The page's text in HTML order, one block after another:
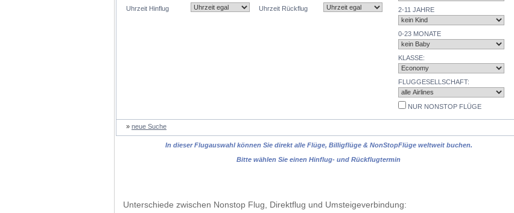
Uhrzeit Hinflug
Uhrzeit Rückflug
2-11 JAHRE
0-23 MONATE
KLASSE:
FLUGGESELLSCHAFT:
NUR NONSTOP FLÜGE
» neue Suche
In dieser Flugauswahl können Sie direkt alle Flüge, Billigflüge & NonStopFlüge weltweit buchen.
Bitte wählen Sie einen Hinflug- und Rückflugtermin
Unterschiede zwischen Nonstop Flug, Direktflug und Umsteigeverbindung: